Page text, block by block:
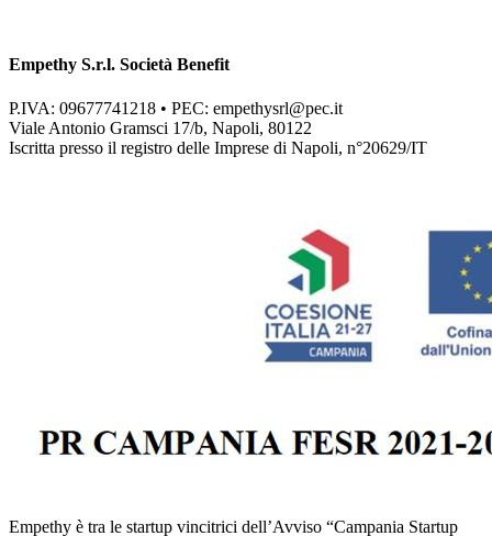
Empethy S.r.l. Società Benefit
P.IVA: 09677741218 • PEC: empethysrl@pec.it
Viale Antonio Gramsci 17/b, Napoli, 80122
Iscritta presso il registro delle Imprese di Napoli, n°20629/IT
Empethy è tra le startup vincitrici dell’Avviso “Campania Startup